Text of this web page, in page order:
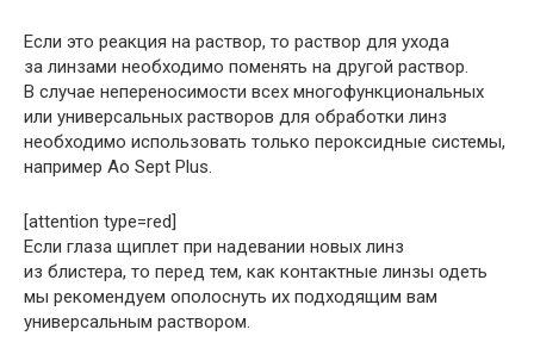
Если это реакция на раствор, то раствор для ухода
за линзами необходимо поменять на другой раствор.
В случае непереносимости всех многофункциональных
или универсальных растворов для обработки линз
необходимо использовать только пероксидные системы,
например Ao Sept Plus.
[attention type=red]
Если глаза щиплет при надевании новых линз
из блистера, то перед тем, как контактные линзы одеть
мы рекомендуем ополоснуть их подходящим вам
универсальным раствором.